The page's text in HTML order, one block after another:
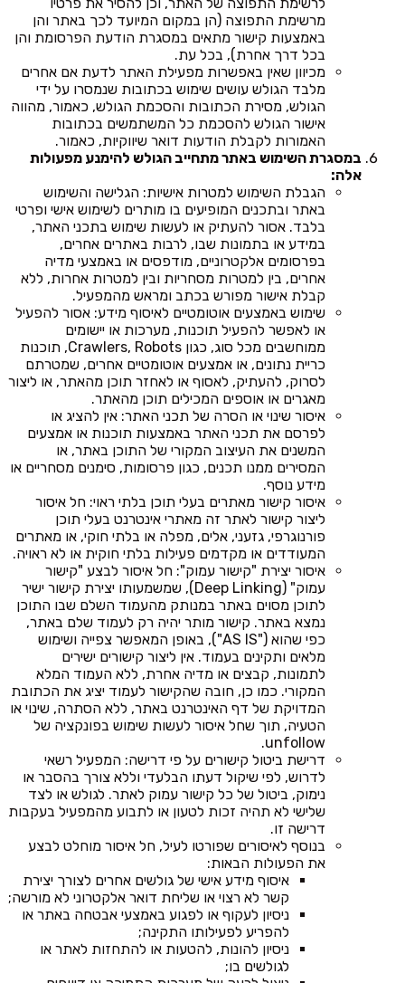
מרשימת התפוצה (הן במקום המיועד לכך באתר והן
באמצעות קישור מתאים במסגרת הודעת הפרסומת והן
בכל דרך אחרת), בכל עת.
מכיוון שאין באפשרות מפעילת האתר לדעת אם אחרים
מלבד הגולש עושים שימוש בכתובות שנמסרו על ידי
הגולש, מסירת הכתובות והסכמת הגולש, כאמור, מהווה
אישור הגולש להסכמת כל המשתמשים בכתובות
האמורות לקבלת הודעות דואר שיווקיות, כאמור.
במסגרת השימוש באתר מתחייב הגולש להימנע מפעולות
אלה:
הגבלת השימוש למטרות אישיות: הגלישה והשימוש
באתר ובתכנים המופיעים בו מותרים לשימוש אישי ופרטי
בלבד. אסור להעתיק או לעשות שימוש בתכני האתר,
במידע או בתמונות שבו, לרבות באתרים אחרים,
בפרסומים אלקטרוניים, מודפסים או באמצעי מדיה
אחרים, בין למטרות מסחריות ובין למטרות אחרות, ללא
קבלת אישור מפורש בכתב ומראש מהמפעיל.
שימוש באמצעים אוטומטיים לאיסוף מידע: אסור להפעיל
או לאפשר להפעיל תוכנות, מערכות או יישומים
ממוחשבים מכל סוג, כגון Crawlers, Robots, תוכנות
כריית נתונים, או אמצעים אוטומטיים אחרים, שמטרתם
לסרוק, להעתיק, לאסוף או לאחזר תוכן מהאתר, או ליצור
מאגרים או אוספים המכילים תוכן מהאתר.
איסור שינוי או הסרה של תכני האתר: אין להציג או
לפרסם את תכני האתר באמצעות תוכנות או אמצעים
המשנים את העיצוב המקורי של התוכן באתר, או
המסירים ממנו תכנים, כגון פרסומות, סימנים מסחריים או
מידע נוסף.
איסור קישור מאתרים בעלי תוכן בלתי ראוי: חל איסור
ליצור קישור לאתר זה מאתרי אינטרנט בעלי תוכן
פורנוגרפי, גזעני, אלים, מפלה או בלתי חוקי, או מאתרים
המעודדים או מקדמים פעילות בלתי חוקית או לא ראויה.
איסור יצירת "קישור עמוק": חל איסור לבצע "קישור
עמוק" (Deep Linking), שמשמעותו יצירת קישור ישיר
לתוכן מסוים באתר במנותק מהעמוד השלם שבו התוכן
נמצא באתר. קישור מותר יהיה רק לעמוד שלם באתר,
כפי שהוא ("AS IS"), באופן המאפשר צפייה ושימוש
מלאים ותקינים בעמוד. אין ליצור קישורים ישירים
לתמונות, קבצים או מדיה אחרת, ללא העמוד המלא
המקורי. כמו כן, חובה שהקישור לעמוד יציג את הכתובת
המדויקת של דף האינטרנט באתר, ללא הסתרה, שינוי או
הטעיה, תוך שחל איסור לעשות שימוש בפונקציה של
unfollow.
דרישת ביטול קישורים על פי דרישה: המפעיל רשאי
לדרוש, לפי שיקול דעתו הבלעדי וללא צורך בהסבר או
נימוק, ביטול של כל קישור עמוק לאתר. לגולש או לצד
שלישי לא תהיה זכות לטעון או לתבוע מהמפעיל בעקבות
דרישה זו.
בנוסף לאיסורים שפורטו לעיל, חל איסור מוחלט לבצע
את הפעולות הבאות:
איסוף מידע אישי של גולשים אחרים לצורך יצירת
קשר לא רצוי או שליחת דואר אלקטרוני לא מורשה;
ניסיון לעקוף או לפגוע באמצעי אבטחה באתר או
להפריע לפעילותו התקינה;
ניסיון להונות, להטעות או להתחזות לאתר או
לגולשים בו;